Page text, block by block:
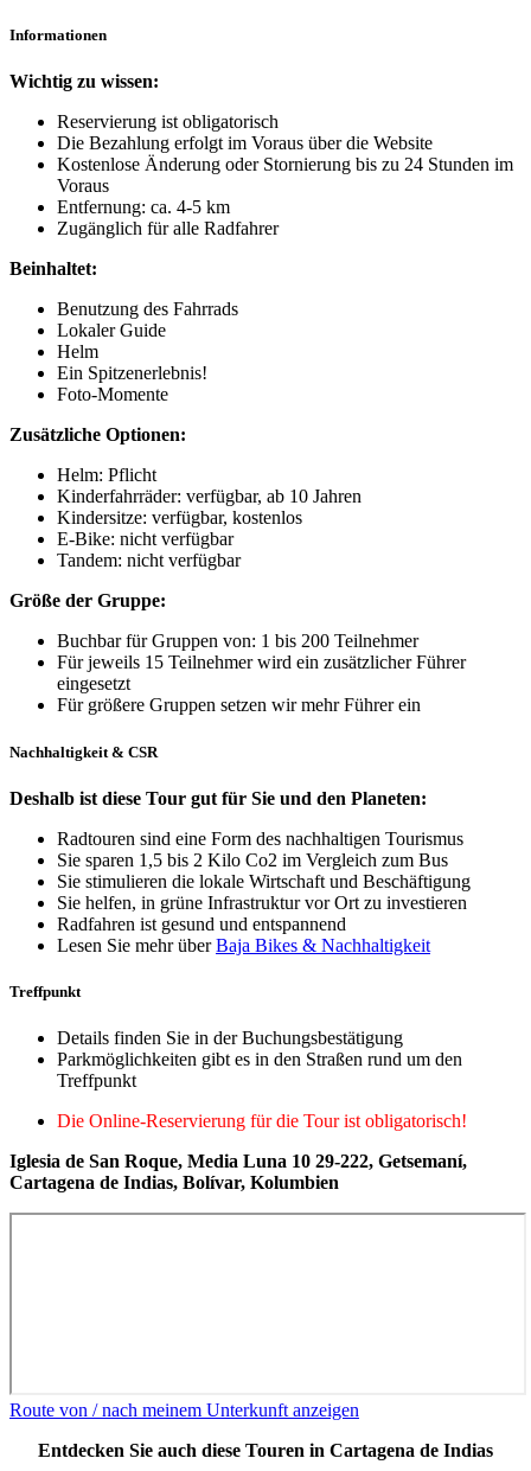
Informationen
Wichtig zu wissen:
Reservierung ist obligatorisch
Die Bezahlung erfolgt im Voraus über die Website
Kostenlose Änderung oder Stornierung bis zu 24 Stunden im
Voraus
Entfernung: ca. 4-5 km
Zugänglich für alle Radfahrer
Beinhaltet:
Benutzung des Fahrrads
Lokaler Guide
Helm
Ein Spitzenerlebnis!
Foto-Momente
Zusätzliche Optionen:
Helm: Pflicht
Kinderfahrräder: verfügbar, ab 10 Jahren
Kindersitze: verfügbar, kostenlos
E-Bike: nicht verfügbar
Tandem: nicht verfügbar
Größe der Gruppe:
Buchbar für Gruppen von: 1 bis 200 Teilnehmer
Für jeweils 15 Teilnehmer wird ein zusätzlicher Führer
eingesetzt
Für größere Gruppen setzen wir mehr Führer ein
Nachhaltigkeit & CSR
Deshalb ist diese Tour gut für Sie und den Planeten:
Radtouren sind eine Form des nachhaltigen Tourismus
Sie sparen 1,5 bis 2 Kilo Co2 im Vergleich zum Bus
Sie stimulieren die lokale Wirtschaft und Beschäftigung
Sie helfen, in grüne Infrastruktur vor Ort zu investieren
Radfahren ist gesund und entspannend
Lesen Sie mehr überBaja Bikes & Nachhaltigkeit
Treffpunkt
Details finden Sie in der Buchungsbestätigung
Parkmöglichkeiten gibt es in den Straßen rund um den
Treffpunkt
Die Online-Reservierung für die Tour ist obligatorisch!
Iglesia de San Roque, Media Luna 10 29-222, Getsemaní,
Cartagena de Indias, Bolívar, Kolumbien
Route von / nach meinem Unterkunft anzeigen
Entdecken Sie auch diese Touren in Cartagena de Indias